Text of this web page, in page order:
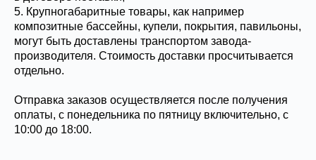
5. Крупногабаритные товары, как например
композитные бассейны, купели, покрытия, павильоны,
могут быть доставлены транспортом завода-
производителя. Стоимость доставки просчитывается
отдельно.
Отправка заказов осуществляется после получения
оплаты, с понедельника по пятницу включительно, с
10:00 до 18:00.